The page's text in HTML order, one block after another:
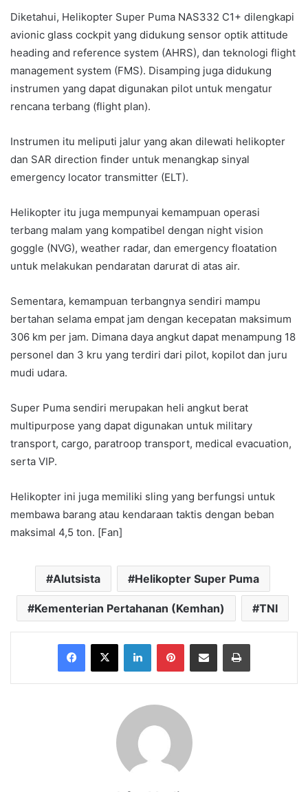
Diketahui, Helikopter Super Puma NAS332 C1+ dilengkapi
avionic glass cockpit yang didukung sensor optik attitude
heading and reference system (AHRS), dan teknologi flight
management system (FMS). Disamping juga didukung
instrumen yang dapat digunakan pilot untuk mengatur
rencana terbang (flight plan).
Instrumen itu meliputi jalur yang akan dilewati helikopter
dan SAR direction finder untuk menangkap sinyal
emergency locator transmitter (ELT).
Helikopter itu juga mempunyai kemampuan operasi
terbang malam yang kompatibel dengan night vision
goggle (NVG), weather radar, dan emergency floatation
untuk melakukan pendaratan darurat di atas air.
Sementara, kemampuan terbangnya sendiri mampu
bertahan selama empat jam dengan kecepatan maksimum
306 km per jam. Dimana daya angkut dapat menampung 18
personel dan 3 kru yang terdiri dari pilot, kopilot dan juru
mudi udara.
Super Puma sendiri merupakan heli angkut berat
multipurpose yang dapat digunakan untuk military
transport, cargo, paratroop transport, medical evacuation,
serta VIP.
Helikopter ini juga memiliki sling yang berfungsi untuk
membawa barang atau kendaraan taktis dengan beban
maksimal 4,5 ton. [Fan]
Alutsista Helikopter Super Puma
Kementerian Pertahanan (Kemhan) TNI
Facebook
X LinkedInPinterestShare via Email Print